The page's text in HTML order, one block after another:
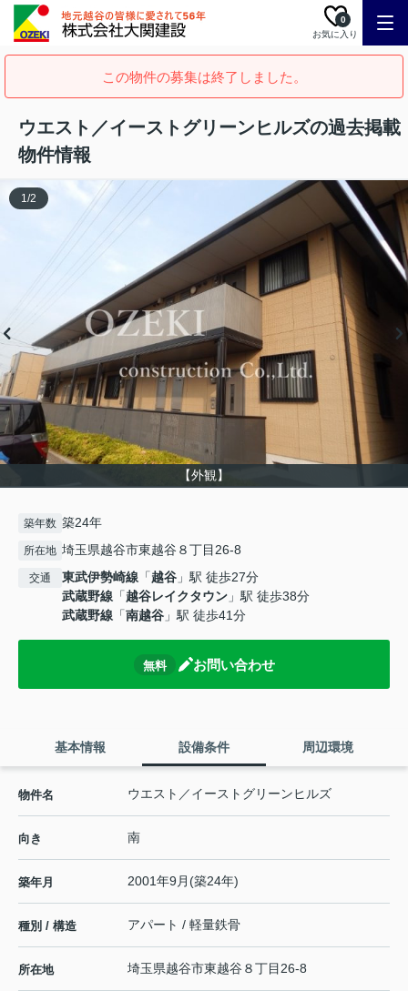
お気に入り
0
この物件の募集は終了しました。
ウエスト／イーストグリーンヒルズの過去掲載
物件情報
【外観】
1/2
築年数 築24年
所在地 埼玉県越谷市東越谷８丁目26-8
交通 東武伊勢崎線 「越谷 」駅 徒歩27分
武蔵野線 「越谷レイクタウン 」駅 徒歩38分
武蔵野線 「南越谷 」駅 徒歩41分
無料 お問い合わせ
基本情報 設備条件 周辺環境
物件名 ウエスト／イーストグリーンヒルズ
向き 南
築年月 2001年9月(築24年)
種別 / 構造 アパート / 軽量鉄骨
所在地 埼玉県越谷市東越谷 ８丁目26-8